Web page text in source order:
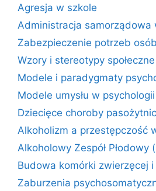
Agresja w szkole
Administracja samorządowa
Zabezpieczenie potrzeb
Wzory i stereotypy społeczne
Modele i paradygmaty
Modele umysłu w psychologii
Dziecięce choroby
Alkoholizm a przestępczość
Alkoholowy Zespół Płodowy
Budowa komórki zwierzęcej
Zaburzenia